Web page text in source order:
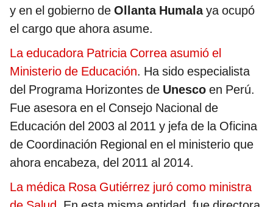
y en el gobierno de Ollanta Humalaya ocupó
el cargo que ahora asume.
La educadora Patricia Correa asumió el
Ministerio de Educación. Ha sido especialista
del Programa Horizontes de Unesco en Perú.
Fue asesora en el Consejo Nacional de
Educación del 2003 al 2011 y jefa de la Oficina
de Coordinación Regional en el ministerio que
ahora encabeza, del 2011 al 2014.
La médica Rosa Gutiérrez juró como ministra